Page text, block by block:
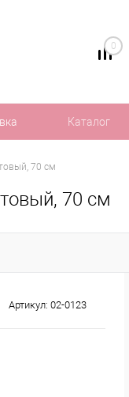
0
Каталог
70 см
70 см
Артикул: 02-0123